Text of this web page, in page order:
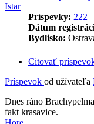
Istar
Príspevky: 222
Dátum
Bydlisko:
Citovať
Príspevok od užívateľa
Dnes ráno
fakt krasavice.